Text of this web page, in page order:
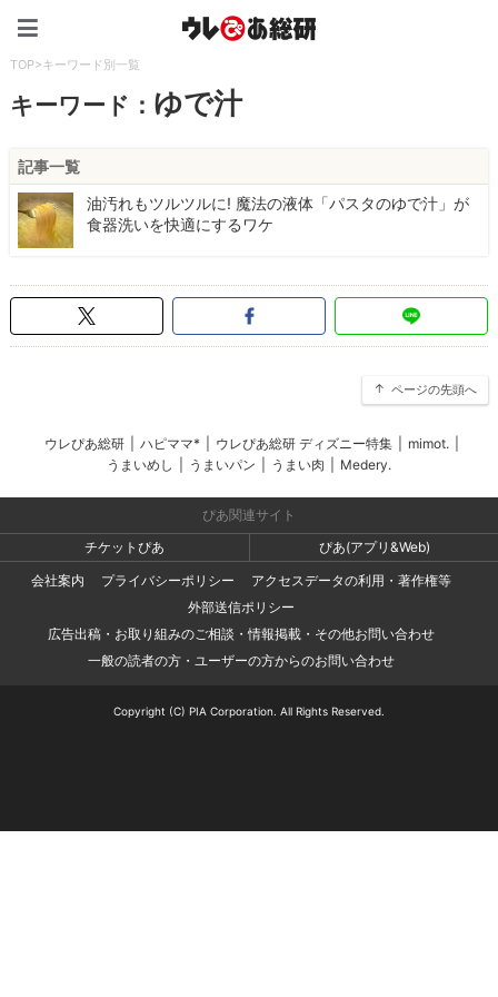
TOP>キーワード別一覧
キーワード： ゆで汁
記事一覧
油汚れもツルツルに! 魔法の液体「パスタのゆで汁」が
食器洗いを快適にするワケ
ページの先頭へ
ウレぴあ総研 ハピママ* ウレぴあ総研 ディズニー特集 mimot.
うまいめし
うまいパン うまい肉 Medery.
ぴあ関連サイト
チケットぴあ
ぴあ(アプリ&Web)
会社案内
プライバシーポリシー
アクセスデータの利用・著作権等
外部送信ポリシー
広告出稿・お取り組みのご相談・情報掲載・その他お問い合わせ
一般の読者の方・ユーザーの方からのお問い合わせ
Copyright (C) PIA Corporation. All Rights Reserved.